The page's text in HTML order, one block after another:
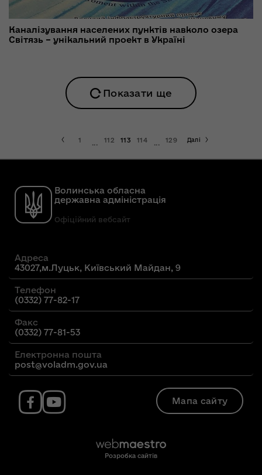
Каналізування населених пунктів навколо озера
Світязь – унікальний проект в Україні
Показати ще
1 ... 112 113 114 ... 129 Далі
Волинська обласна
державна адміністрація
Офіційний вебсайт
Адреса
43027,м.Луцьк, Київський Майдан, 9
Телефон
(0332) 77-82-17
Факс
(0332) 77-81-53
Електронна пошта
post@voladm.gov.ua
Мапа сайту
Розробка сайтів